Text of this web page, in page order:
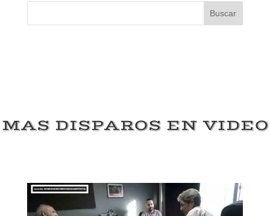
Buscar
MAS DISPAROS EN VIDEO